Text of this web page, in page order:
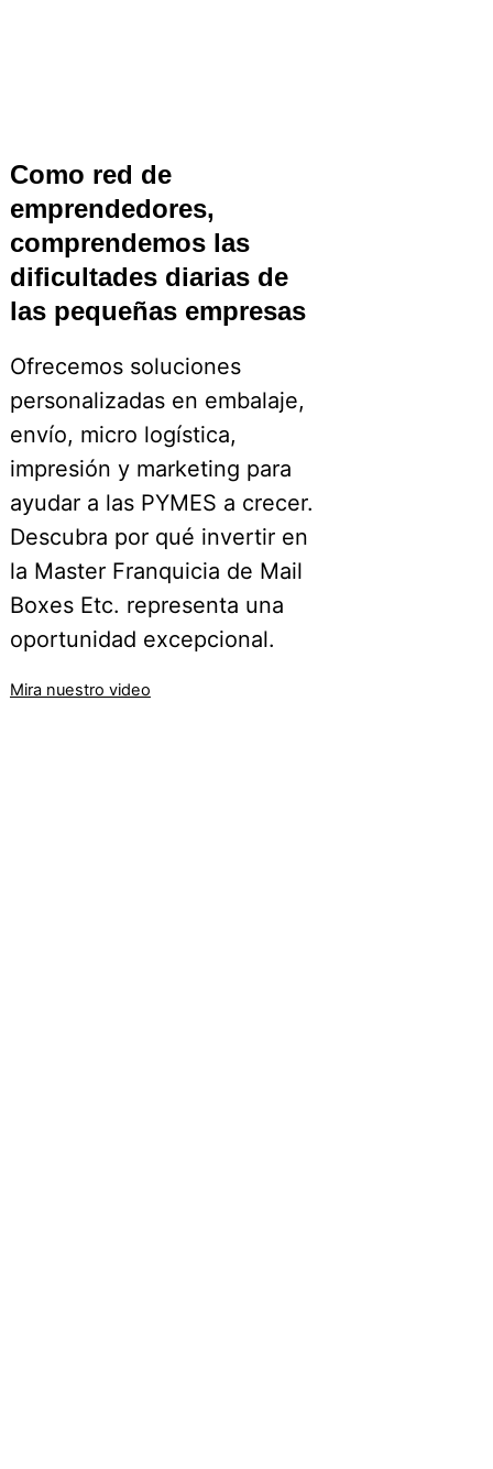
Como red de
emprendedores,
comprendemos las
dificultades diarias de
las pequeñas empresas
Ofrecemos soluciones
personalizadas en embalaje,
envío, micro logística,
impresión y marketing para
ayudar a las PYMES a crecer.
Descubra por qué invertir en
la Master Franquicia de Mail
Boxes Etc. representa una
oportunidad excepcional.
Mira nuestro video